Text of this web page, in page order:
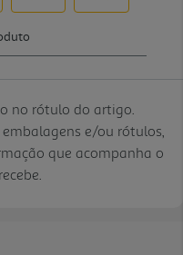
no rótulo do artigo.
e/ou rótulos,
que acompanha o